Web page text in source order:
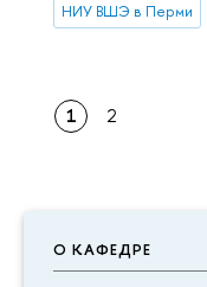
О КАФЕДРЕ
НИУ ВШЭ в Перми
1 2